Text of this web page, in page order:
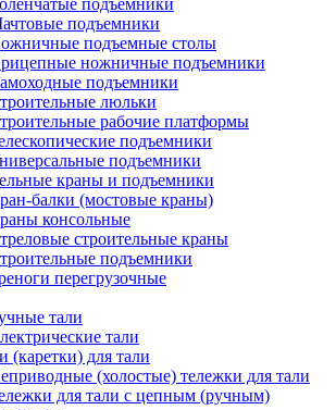
подъемники
подъемники
подъемные столы
ножничные подъемники
подъемники
люльки
рабочие платформы
подъемники
подъемники
краны и подъемники
балки (мостовые краны)
консольные
строительные краны
подъемники
перегрузочные
тали
тали
(каретки) для тали
(холостые) тележки для тали
для тали с цепным (ручным)